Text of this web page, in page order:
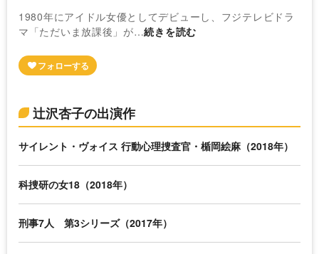
1980年にアイドル女優としてデビューし、フジテレビドラ
マ「ただいま放課後」が…続きを読む
辻沢杏子の出演作
サイレント・ヴォイス 行動心理捜査官・楯岡絵麻（2018年）
科捜研の女18（2018年）
刑事7人 第3シリーズ（2017年）